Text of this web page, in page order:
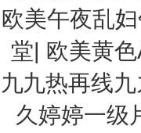
欧美午夜乱
堂| 欧美黄
九九热再线
久婷婷一级